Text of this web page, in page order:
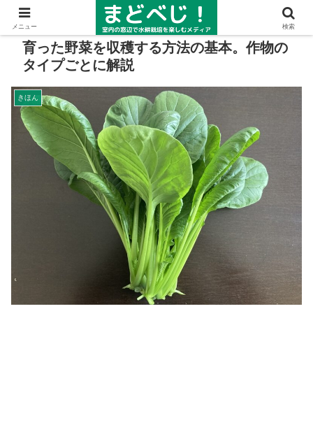
育った野菜を収穫する方法の基本。作物の
タイプごとに解説
きほん
メニュー 検索